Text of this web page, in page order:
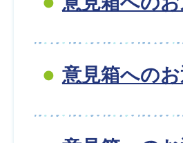
意見箱への